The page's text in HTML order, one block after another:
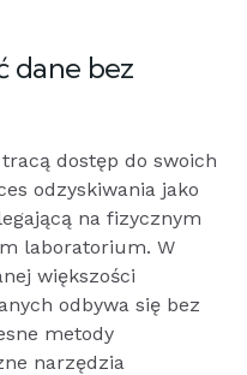
dane bez
dostęp do swoich
odzyskiwania jako
na fizycznym
laboratorium. W
większości
odbywa się bez
metody
narzędzia